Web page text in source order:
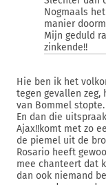
Nogmaals
manier
Mijn geduld
zinkende!!
Hie ben ik het
tegen gevallen
van Bommel stopte.
En dan die
Ajax!!komt met zo
de piemel uit de
Rosario heeft
mee chanteert dat
dan ook niemand